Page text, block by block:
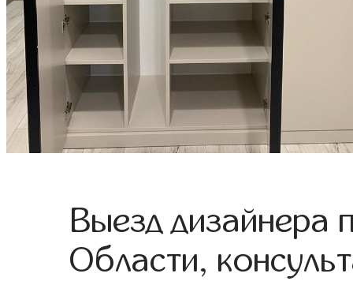
Выезд дизайнера
Области,